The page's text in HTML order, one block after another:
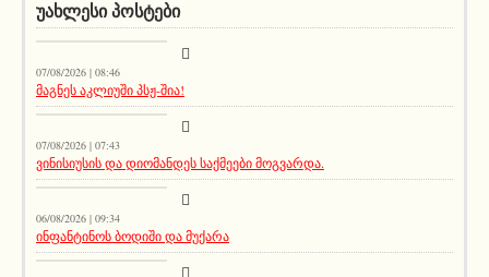
ᲣᲐᲮᲚᲔᲡᲘ ᲞᲝᲡᲢᲔᲑᲘ
07/08/2026 | 08:46
მაგნეს აკლიუში პსჟ-შია!
მთავარი ამბავი
07/08/2026 | 07:43
ვინისიუსის და დიომანდეს საქმეები მოგვარდა.
სიახლეები
06/08/2026 | 09:34
ინფანტინოს ბოდიში და მუქარა
მთავარი ამბავი